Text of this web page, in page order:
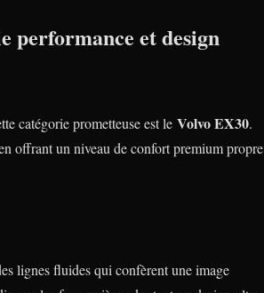
performance et design
catégorie prometteuse est le Volvo EX30.
offrant un niveau de confort premium propre
lignes fluides qui confèrent une image